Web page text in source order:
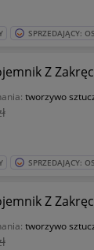
SPRZEDAJĄCY:
Pojemnik Z
tworzywo
SPRZEDAJĄCY:
Pojemnik Z
tworzywo